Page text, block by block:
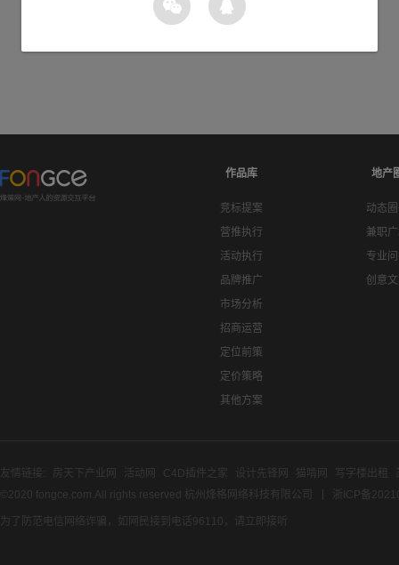
作品库
竞标提案
营推执行
活动执行
品牌推广
市场分析
招商运营
定位前策
定价策略
其他方案
地产
动态
兼职
专业
创意
友情链接: 房天下产业网 活动网 C4D插件之家 设计先锋网 猫啃网 写字楼出租
©2020 fongce.com.All rights reserved 杭州烽格网络科技有限公司
浙ICP备
为了防范电信网络诈骗，如网民接到电话96110，请立即接听